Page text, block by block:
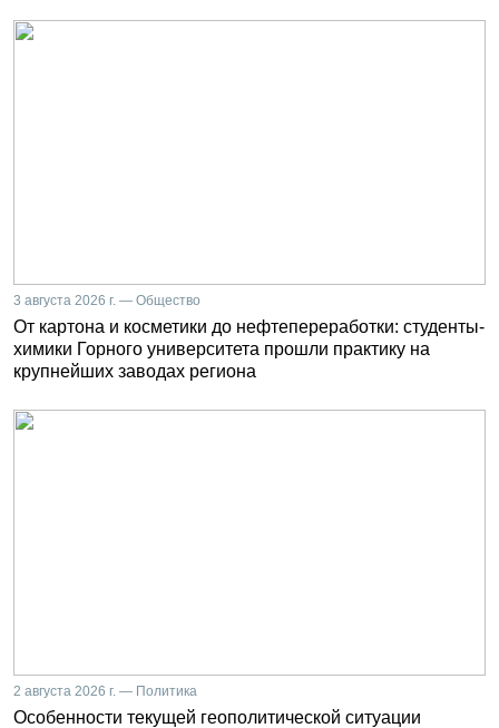
3 августа 2026 г. — Общество
От картона и косметики до нефтепереработки: студенты-
химики Горного университета прошли практику на
крупнейших заводах региона
2 августа 2026 г. — Политика
Особенности текущей геополитической ситуации